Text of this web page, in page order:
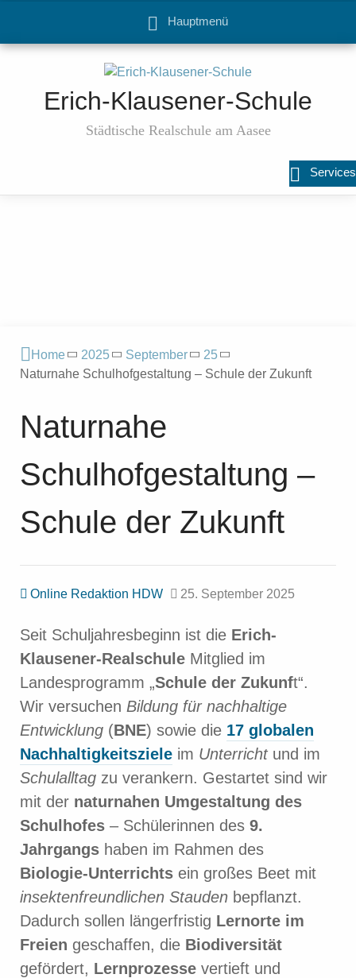
Hauptmenü
Erich-Klausener-Schule
Städtische Realschule am Aasee
Services
Home 2025 September
25
Naturnahe Schulhofgestaltung – Schule der Zukunft
Naturnahe
Schulhofgestaltung –
Schule der Zukunft
Online Redaktion HDW 25. September 2025
Seit Schuljahresbeginn ist die Erich-
Klausener-Realschule Mitglied im
Landesprogramm „Schule der Zukunft“.
Wir versuchen Bildung für nachhaltige
Entwicklung (BNE) sowie die 17 globalen
Nachhaltigkeitsziele im Unterricht und im
Schulalltag zu verankern. Gestartet sind wir
mit der naturnahen Umgestaltung des
Schulhofes – Schülerinnen des 9.
Jahrgangs haben im Rahmen des
Biologie-Unterrichts ein großes Beet mit
insektenfreundlichen Stauden bepflanzt.
Dadurch sollen längerfristig Lernorte im
Freien geschaffen, die Biodiversität
gefördert, Lernprozesse vertieft und